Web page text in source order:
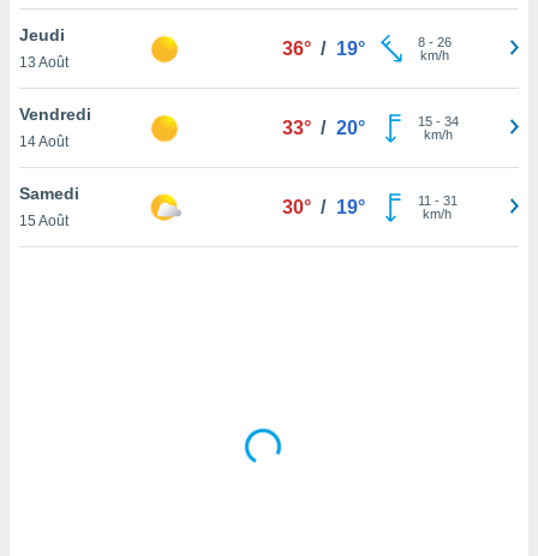
en
de
Jeudi
13 Août
36° / 19° 8- 26
km/h
Vendredi
14 Août
33° / 20° 15- 34
km/h
Samedi
15 Août
30° / 19° 11 - 31
km/h